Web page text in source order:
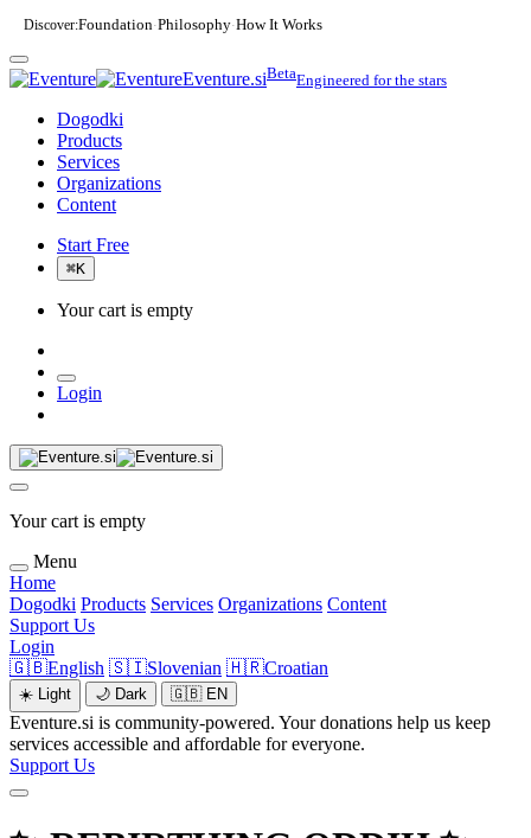
Discover:Foundation·Philosophy·How It Works
Eventure.siBetaEngineered for the stars
Dogodki
Products
Services
Organizations
Content
Start Free
⌘K
Your cart is empty
Login
Your cart is empty
Menu
Home
Dogodki Products Services Organizations Content
Support Us
Login
🇬🇧English 🇸🇮Slovenian 🇭🇷Croatian
☀️ Light 🌙 Dark 🇬🇧 EN
Eventure.si is community-powered. Your donations help us keep
services accessible and affordable for everyone.
Support Us